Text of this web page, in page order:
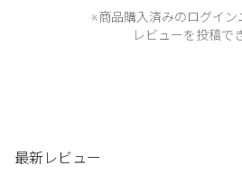
※商品購入済みのログイン
レビューを投稿で
最新レビュー